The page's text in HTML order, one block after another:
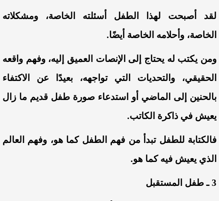
لقد أصبحت لهذا الطفل أسئلته الخاصة، ومشكلاته
الخاصة، وأحلامه الخاصة أيضًا.
ومن يكتب له يحتاج إلى الإنصات العميق إليه، وفهم واقعه
الحقيقي، والتحديات التي تواجهه، بعيدًا عن الاكتفاء
بالحنين إلى الماضي أو استدعاء صورة طفل قديم ما زال
يعيش في ذاكرة الكاتب.
فالكتابة للطفل تبدأ من فهم الطفل كما هو، وفهم العالم
الذي يعيش فيه كما هو.
3 ـ طفل المستقبل